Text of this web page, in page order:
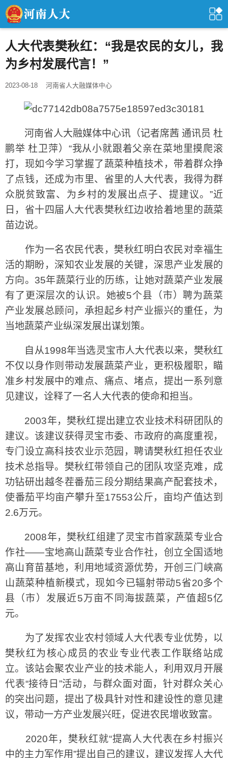
人大代表樊秋红：“我是农民的女儿，我
为乡村发展代言！”
2023-08-18 河南省人大融媒体中心
河南省人大融媒体中心讯（记者席茜 通讯员 杜
鹏举 杜卫萍）“我从小就跟着父亲在菜地里摸爬滚
打，现如今学习掌握了蔬菜种植技术，带着群众挣
了点钱，还成为市里、省里的人大代表，我得为群
众脱贫致富、为乡村的发展出点子、提建议。”近
日，省十四届人大代表樊秋红边收拾着地里的蔬菜
苗边说。
作为一名农民代表，樊秋红明白农民对幸福生
活的期盼，深知农业发展的关键，深思产业发展的
方向。35年蔬菜行业的历练，让她对蔬菜产业发展
有了更深层次的认识。她被5个县（市）聘为蔬菜
产业发展总顾问，承担起乡村产业振兴的重任，为
当地蔬菜产业纵深发展出谋划策。
自从1998年当选灵宝市人大代表以来，樊秋红
不仅以身作则带动发展蔬菜产业，更积极履职，瞄
准乡村发展中的难点、痛点、堵点，提出一系列意
见建议，诠释了一名人大代表的使命和担当。
2003年，樊秋红提出建立农业技术科研团队的
建议。该建议获得灵宝市委、市政府的高度重视，
专门设立高科技农业示范园，聘请樊秋红担任农业
技术总指导。樊秋红带领自己的团队攻坚克难，成
功钻研出越冬茬番茄三段分期结果高产配套技术，
使番茄平均亩产攀升至17553公斤，亩均产值达到
2.6万元。
2008年，樊秋红组建了灵宝市首家蔬菜专业合
作社——宝地高山蔬菜专业合作社，创立全国适地
高山育苗基地，利用地域资源优势，开创三门峡高
山蔬菜种植新模式，现如今已辐射带动5省20多个
县（市）发展近5万亩不同海拔蔬菜，产值超5亿
元。
为了发挥农业农村领域人大代表专业优势，以
樊秋红为核心成员的农业专业代表工作联络站成
立。该站会聚农业产业的技术能人，利用双月开展
代表“接待日”活动，与群众面对面，针对群众关心
的突出问题，提出了极具针对性和建设性的意见建
议，带动一方产业发展兴旺，促进农民增收致富。
2020年，樊秋红就“提高人大代表在乡村振兴
中的主力军作用”提出自己的建议，建议发挥人大代